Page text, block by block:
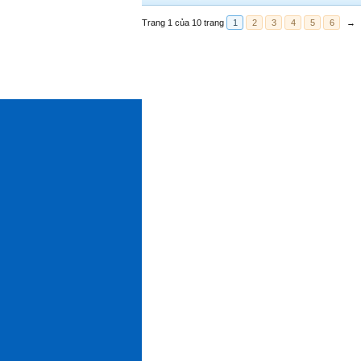
Trang 1 của 10 trang 1 2 3 4 5 6 →